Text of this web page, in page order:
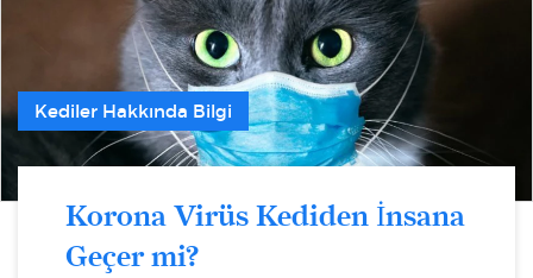
Kediler Hakkında Bilgi
Korona Virüs Kediden İnsana
Geçer mi?